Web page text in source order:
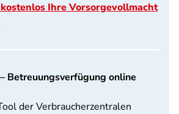
Ihre Vorsorgevollmacht
Betreuungsverfügung online
der Verbraucherzentralen